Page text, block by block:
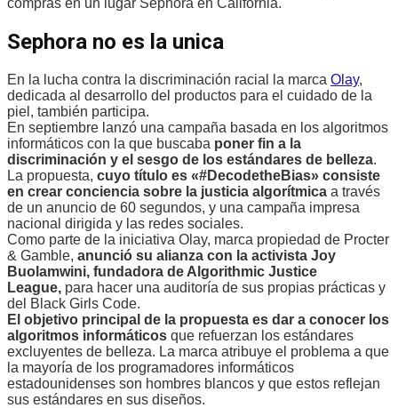
compras en un lugar Sephora en California.
Sephora no es la unica
En la lucha contra la discriminación racial la marca Olay,
dedicada al desarrollo del productos para el cuidado de la
piel, también participa.
En septiembre lanzó una campaña basada en los algoritmos
informáticos con la que buscaba poner fin a la
discriminación y el sesgo de los estándares de belleza.
La propuesta, cuyo título es «#DecodetheBias» consiste
en crear conciencia sobre la justicia algorítmica a través
de un anuncio de 60 segundos, y una campaña impresa
nacional dirigida y las redes sociales.
Como parte de la iniciativa Olay, marca propiedad de Procter
& Gamble, anunció su alianza con la activista Joy
Buolamwini, fundadora de Algorithmic Justice
League, para hacer una auditoría de sus propias prácticas y
del Black Girls Code.
El objetivo principal de la propuesta es dar a conocer los
algoritmos informáticos que refuerzan los estándares
excluyentes de belleza. La marca atribuye el problema a que
la mayoría de los programadores informáticos
estadounidenses son hombres blancos y que estos reflejan
sus estándares en sus diseños.